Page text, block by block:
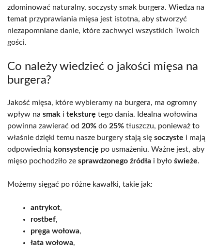
zdominować naturalny, soczysty smak burgera. Wiedza na
temat przyprawiania mięsa jest istotna, aby stworzyć
niezapomniane danie, które zachwyci wszystkich Twoich
gości.
Co należy wiedzieć o jakości mięsa na
burgera?
Jakość mięsa, które wybieramy na burgera, ma ogromny
wpływ na smak i teksturę tego dania. Idealna wołowina
powinna zawierać od 20% do 25% tłuszczu, ponieważ to
właśnie dzięki temu nasze burgery stają się soczyste i mają
odpowiednią konsystencję po usmażeniu. Ważne jest, aby
mięso pochodziło ze sprawdzonego źródła i było świeże.
Możemy sięgać po różne kawałki, takie jak:
antrykot,
rostbef,
pręga wołowa,
łata wołowa,